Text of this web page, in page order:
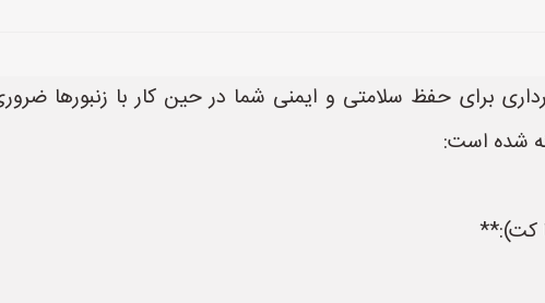
برای حفظ سلامتی و ایمنی شما در حین کار با زنبورها
شده است: